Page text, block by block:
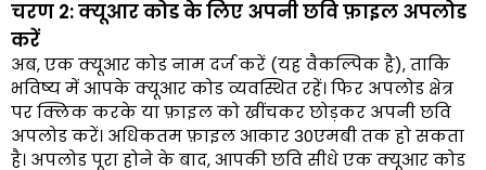
चरण 2: क्यूआर कोड के लिए अपनी छवि फ़ाइल अपलोड
करें
अब, एक क्यूआर कोड नाम दर्ज करें (यह वैकल्पिक है), ताकि
भविष्य में आपके क्यूआर कोड व्यवस्थित रहें। फिर अपलोड क्षेत्र
पर क्लिक करके या फ़ाइल को खींचकर छोड़कर अपनी छवि
अपलोड करें। अधिकतम फ़ाइल आकार 30एमबी तक हो सकता
है। अपलोड पूरा होने के बाद, आपकी छवि सीधे एक क्यूआर कोड